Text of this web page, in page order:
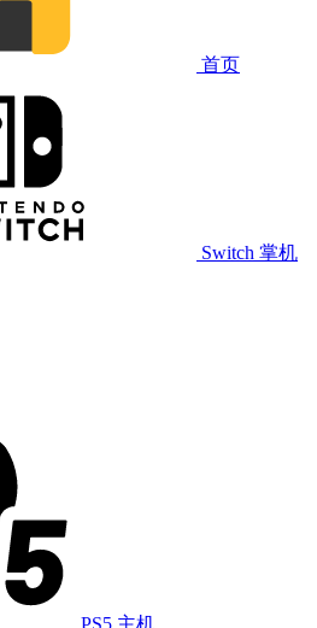
首页
Switch 掌机